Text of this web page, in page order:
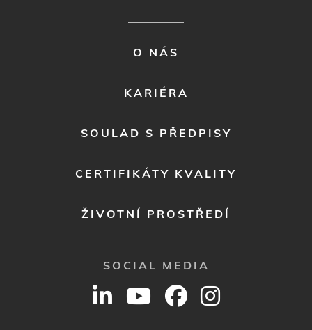
O NÁS
KARIÉRA
SOULAD S PŘEDPISY
CERTIFIKÁTY KVALITY
ŽIVOTNÍ PROSTŘEDÍ
SOCIAL MEDIA